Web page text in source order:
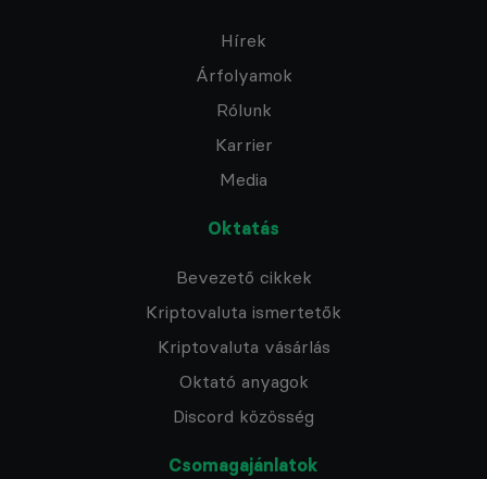
Hírek
Árfolyamok
Rólunk
Karrier
Media
Oktatás
Bevezető cikkek
Kriptovaluta ismertetők
Kriptovaluta vásárlás
Oktató anyagok
Discord közösség
Csomagajánlatok